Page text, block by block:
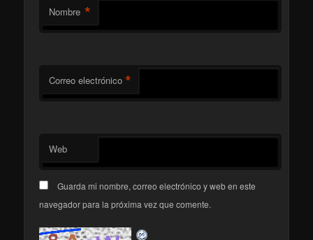
Nombre *
Correo electrónico *
Web
Guarda mi nombre, correo electrónico y web en este
navegador para la próxima vez que comente.